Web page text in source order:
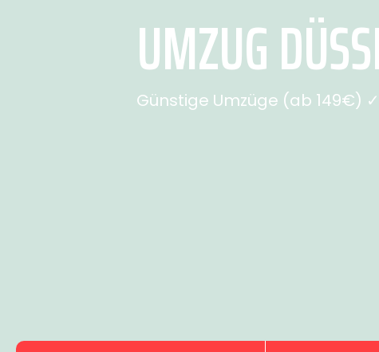
UMZUG
Günstige Umzüge (ab 149€)